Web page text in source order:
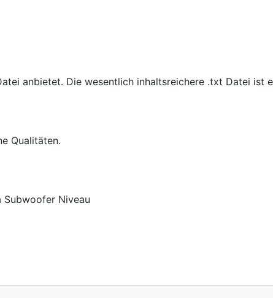
anbietet. Die wesentlich inhaltsreichere .txt Datei ist
Qualitäten.
Subwoofer Niveau